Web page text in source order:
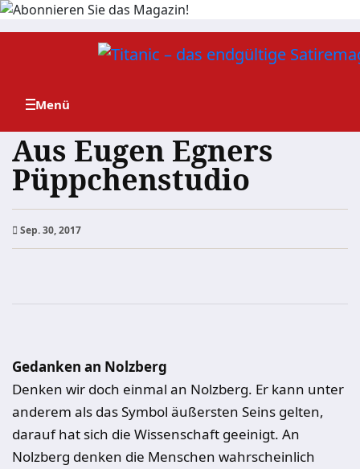
Zum
Aus Eugen Egners
Püppchenstudio
Sep. 30, 2017
Gedanken an Nolzberg
Denken wir doch einmal an Nolzberg. Er kann unter
anderem als das Symbol äußersten Seins gelten,
darauf hat sich die Wissenschaft geeinigt. An
Nolzberg denken die Menschen wahrscheinlich